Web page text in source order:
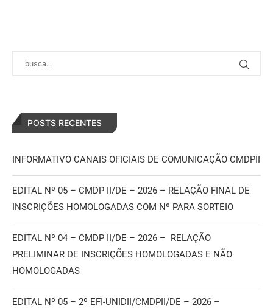
POSTS RECENTES
INFORMATIVO CANAIS OFICIAIS DE COMUNICAÇÃO CMDPII
EDITAL Nº 05 – CMDP II/DE – 2026 – RELAÇÃO FINAL DE
INSCRIÇÕES HOMOLOGADAS COM Nº PARA SORTEIO
EDITAL Nº 04 – CMDP II/DE – 2026 – RELAÇÃO
PRELIMINAR DE INSCRIÇÕES HOMOLOGADAS E NÃO
HOMOLOGADAS
EDITAL Nº 05 – 2º EFI-UNIDII/CMDPII/DE – 2026 –